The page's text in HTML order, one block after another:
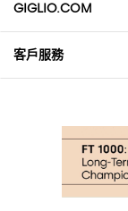
GIGLIO.COM
About
Community Store
客戶服務
退货与退款